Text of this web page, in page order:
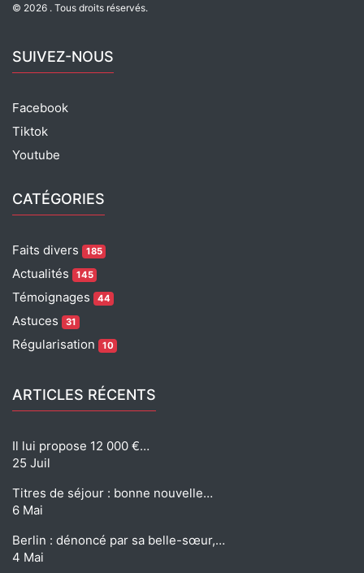
© 2026 . Tous droits réservés.
SUIVEZ-NOUS
Facebook
Tiktok
Youtube
CATÉGORIES
Faits divers 185
Actualités 145
Témoignages 44
Astuces 31
Régularisation 10
ARTICLES RÉCENTS
Il lui propose 12 000 €…
25 Juil
Titres de séjour : bonne nouvelle…
6 Mai
Berlin : dénoncé par sa belle-sœur,…
4 Mai